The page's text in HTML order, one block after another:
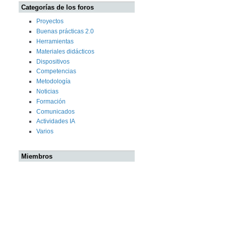
Categorías de los foros
Proyectos
Buenas prácticas 2.0
Herramientas
Materiales didácticos
Dispositivos
Competencias
Metodología
Noticias
Formación
Comunicados
Actividades IA
Varios
Miembros